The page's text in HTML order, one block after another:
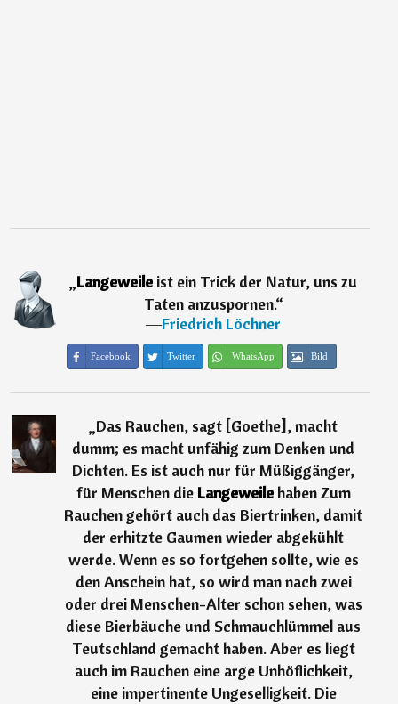
„Langeweile ist ein Trick der Natur, uns zu
Taten anzuspornen.“
―Friedrich Löchner
Facebook Twitter WhatsApp Bild
„Das Rauchen, sagt [Goethe], macht
dumm; es macht unfähig zum Denken und
Dichten. Es ist auch nur für Müßiggänger,
für Menschen dieLangeweile haben Zum
Rauchen gehört auch das Biertrinken, damit
der erhitzte Gaumen wieder abgekühlt
werde. Wenn es so fortgehen sollte, wie es
den Anschein hat, so wird man nach zwei
oder drei Menschen-Alter schon sehen, was
diese Bierbäuche und Schmauchlümmel aus
Teutschland gemacht haben. Aber es liegt
auch im Rauchen eine arge Unhöflichkeit,
eine impertinente Ungeselligkeit. Die